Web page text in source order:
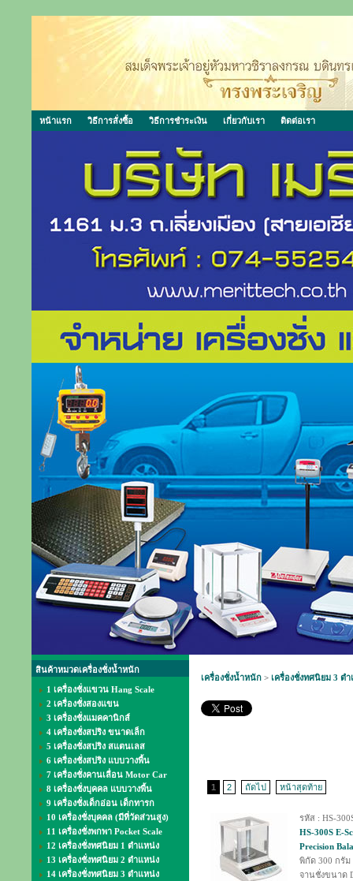
หน้าแรก วิธีการสั่งซื้อ วิธีการชำระเงิน เกี่ยวกับเรา ติดต่อเรา
สินค้าหมวดเครื่องชั่งน้ำหนัก
1 เครื่องชั่งแขวน Hang Scale
2 เครื่องชั่งสองแขน
3 เครื่องชั่งแมคคานิกส์
4 เครื่องชั่งสปริง ขนาดเล็ก
5 เครื่องชั่งสปริง สแตนเลส
6 เครื่องชั่งสปริง แบบวางพื้น
7 เครื่องชั่งคานเลื่อน Motor Car
8 เครื่องชั่งบุคคล แบบวางพื้น
9 เครื่องชั่งเด็กอ่อน เด็กทารก
10 เครื่องชั่งบุคคล (มีที่วัดส่วนสูง)
11 เครื่องชั่งพกพา Pocket Scale
12 เครื่องชั่งทศนิยม 1 ตำแหน่ง
13 เครื่องชั่งทศนิยม 2 ตำแหน่ง
14 เครื่องชั่งทศนิยม 3 ตำแหน่ง
เครื่องชั่งน้ำหนัก > เครื่องชั่งทศนิยม 3 ตำ
1 2 ถัดไป หน้าสุดท้าย
รหัส : HS-
HS-300S E-
Precision
พิกัด 300 กรัม
จานชั่งขนาด